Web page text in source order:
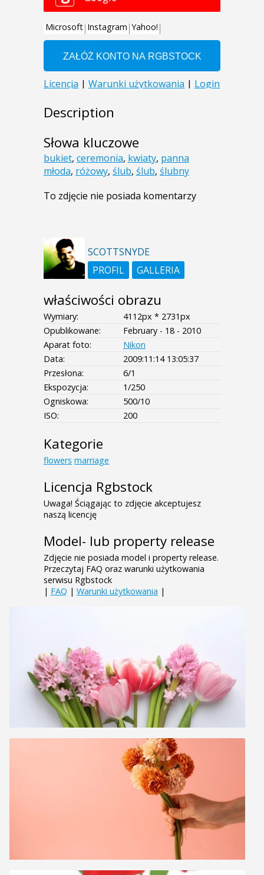
Description
Słowa kluczowe
bukiet, ceremonia, kwiaty, panna
młoda, różowy, ślub, ślub, ślubny
To zdjęcie nie posiada komentarzy
SCOTTSNYDE
PROFIL
GALLERIA
właściwości obrazu
Wymiary:
4112px * 2731px
Opublikowane:
February - 18 - 2010
Aparat foto:
Nikon
Data:
2009:11:14 13:05:37
Przesłona:
6/1
Ekspozycja:
1/250
Ogniskowa:
500/10
ISO:
200
Kategorie
flowers marriage
Licencja Rgbstock
Uwaga! Ściągając to zdjęcie akceptujesz
naszą licencję
Model- lub property release
Zdjęcie nie posiada model i property release.
Przeczytaj FAQ oraz warunki użytkowania
serwisu Rgbstock
| FAQ | Warunki użytkowania |